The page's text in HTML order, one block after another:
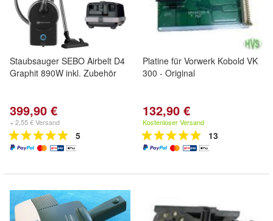
Staubsauger SEBO Airbelt D4
Graphit 890W inkl. Zubehör
399,90 €
+ 2,55 € Versand
5
Platine für Vorwerk Kobold VK
300 - Original
132,90 €
Kostenloser Versand
13